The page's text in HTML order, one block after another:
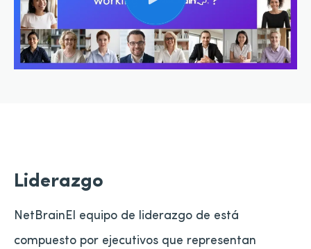
Liderazgo
NetBrainEl equipo de liderazgo de está
compuesto por ejecutivos que representan